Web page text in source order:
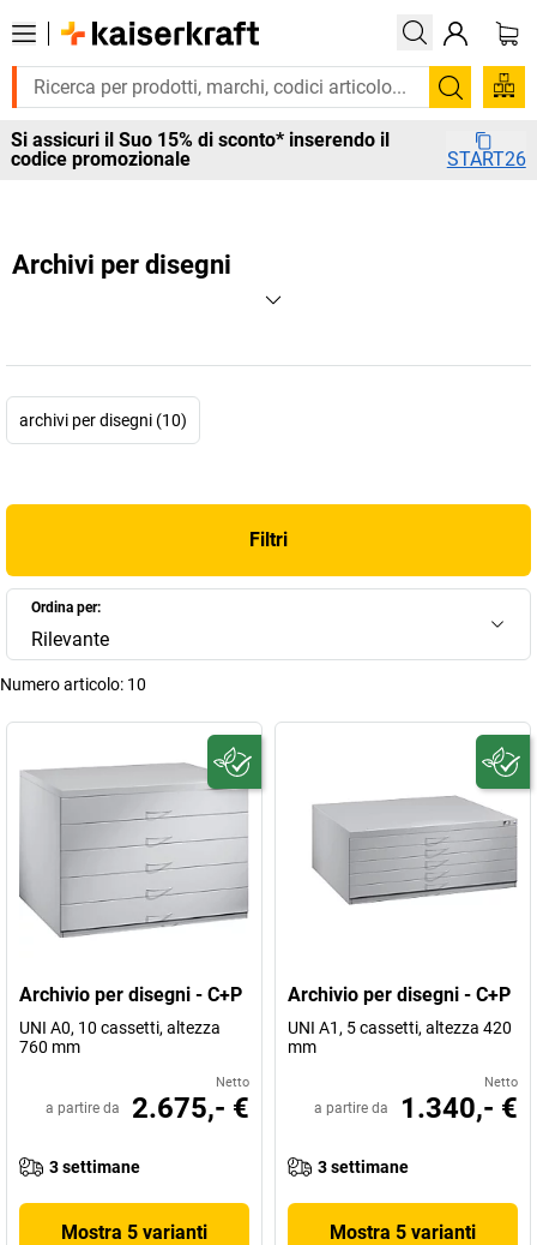
Cerca
Si assicuri il Suo 15% di sconto* inserendo il
codice promozionale
START26
Archivi per disegni
archivi per disegni (10)
Filtri
Ordina per:
Rilevante
Numero articolo: 10
Archivio per disegni - C+P
UNI A0, 10 cassetti, altezza
760 mm
Netto
a partire da 2.675,- €
3 settimane
Mostra 5 varianti
Archivio per disegni - C+P
UNI A1, 5 cassetti, altezza 420
mm
Netto
a partire da 1.340,- €
3 settimane
Mostra 5 varianti